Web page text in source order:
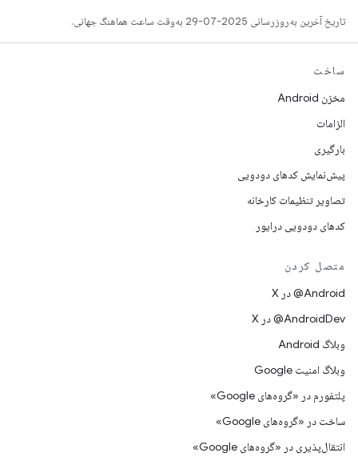
تاریخ آخرین به‌روزرسانی 2025-07-29 به‌وقت ساعت هماهنگ جهانی.
ساخت
مخزن Android
الزامات
بارگیری
پیش‌نمایش کدهای دودویی
تصاویر تنظیمات کارخانه
کدهای دودویی درایور
متصل کردن
‫‎@Android در X
‫‎@AndroidDev در X
وبلاگ Android
وبلاگ امنیت Google
پلتفورم در «گروه‌های Google»
ساخت در «گروه‌های Google»
انتقال‌پذیری در «گروه‌های Google»